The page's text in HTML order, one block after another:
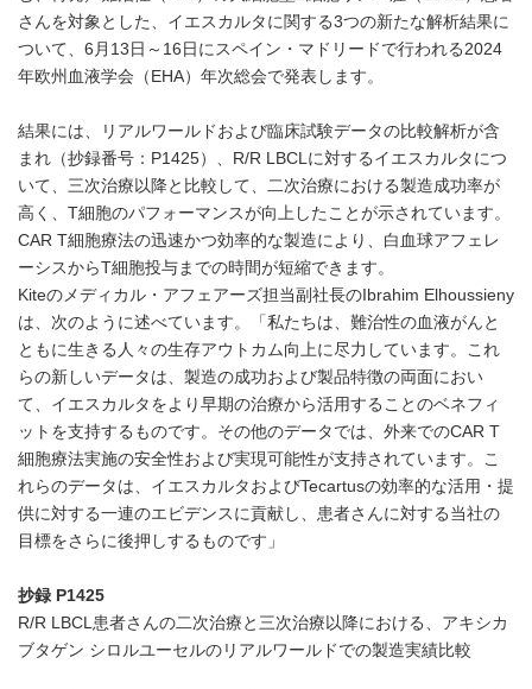
さんを対象とした、イエスカルタに関する3つの新たな解析結果に
ついて、6月13日～16日にスペイン・マドリードで行われる2024
年欧州血液学会（EHA）年次総会で発表します。
結果には、リアルワールドおよび臨床試験データの比較解析が含
まれ（抄録番号：P1425）、R/R LBCLに対するイエスカルタにつ
いて、三次治療以降と比較して、二次治療における製造成功率が
高く、T細胞のパフォーマンスが向上したことが示されています。
CAR T細胞療法の迅速かつ効率的な製造により、白血球アフェレ
ーシスからT細胞投与までの時間が短縮できます。
Kiteのメディカル・アフェアーズ担当副社長のIbrahim Elhoussieny
は、次のように述べています。「私たちは、難治性の血液がんと
ともに生きる人々の生存アウトカム向上に尽力しています。これ
らの新しいデータは、製造の成功および製品特徴の両面におい
て、イエスカルタをより早期の治療から活用することのベネフィ
ットを支持するものです。その他のデータでは、外来でのCAR T
細胞療法実施の安全性および実現可能性が支持されています。こ
れらのデータは、イエスカルタおよびTecartusの効率的な活用・提
供に対する一連のエビデンスに貢献し、患者さんに対する当社の
目標をさらに後押しするものです」
抄録 P1425
R/R LBCL患者さんの二次治療と三次治療以降における、アキシカ
ブタゲン シロルユーセルのリアルワールドでの製造実績比較